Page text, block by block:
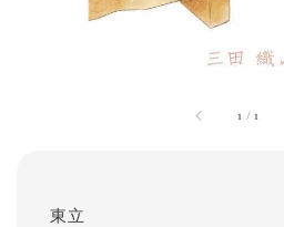
1 /1
東立